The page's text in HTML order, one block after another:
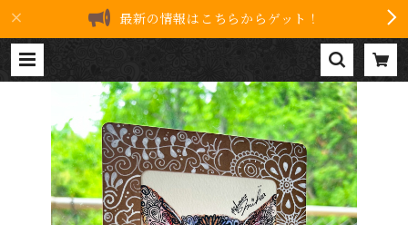
最新の情報はこちらからゲット！